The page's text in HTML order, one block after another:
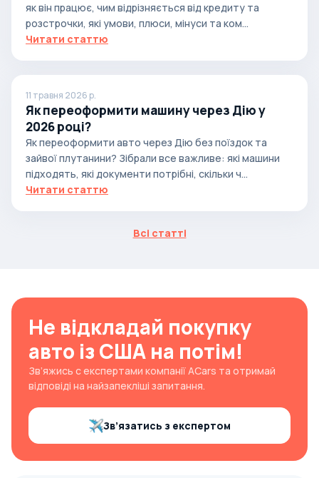
як він працює, чим відрізняється від кредиту та
розстрочки, які умови, плюси, мінуси та ком...
Читати статтю
11 травня 2026 р.
Як переоформити машину через Дію у
2026 році?
Як переоформити авто через Дію без поїздок та
зайвої плутанини? Зібрали все важливе: які машини
підходять, які документи потрібні, скільки ч...
Читати статтю
Всі статті
Не відкладай покупку
авто із США на потім!
Зв’яжись с експертами компанії ACars та отримай
відповіді на найзапекліші запитання.
Зв’язатись з експертом